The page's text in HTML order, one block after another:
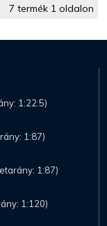
7 termék 1 oldalon
1:22.5)
1:87)
1:87)
1:120)